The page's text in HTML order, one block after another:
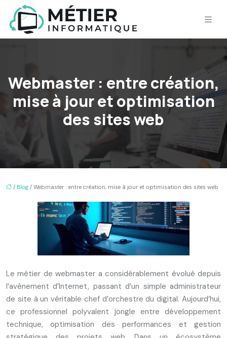
Webmaster : entre création,
mise à jour et optimisation
des sites web
/ Blog / Webmaster : entre création, mise à jour et optimisation des sites web
Le métier de webmaster a considérablement évolué depuis
l’avènement d’Internet, passant d’un simple administrateur
de site à un véritable chef d’orchestre du digital. Aujourd’hui,
ce professionnel polyvalent jongle entre développement
technique, optimisation des performances et gestion